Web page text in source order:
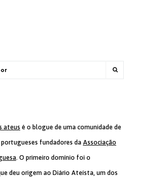
ateus é o blogue de uma comunidade de
fundadores da Associação
. O primeiro domínio foi o
deu origem ao Diário Ateísta, um dos